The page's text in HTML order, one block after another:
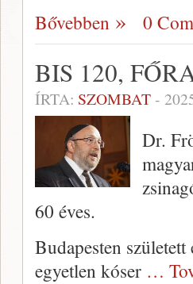
Bővebben 0
BIS 120,
ÍRTA: SZOMBAT-
Dr.
60 éves.
Budapesten
egyetlen kóser …